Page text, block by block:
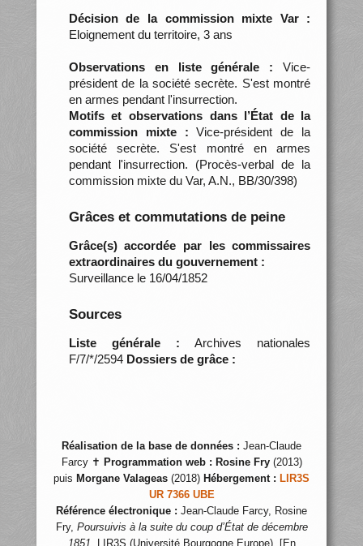
Décision de la commission mixte Var :
Eloignement du territoire, 3 ans
Observations en liste générale : Vice-
président de la société secrète. S'est montré
en armes pendant l'insurrection.
Motifs et observations dans l’État de la
commission mixte : Vice-président de la
société secrète. S'est montré en armes
pendant l'insurrection. (Procès-verbal de la
commission mixte du Var, A.N., BB/30/398)
Grâces et commutations de peine
Grâce(s) accordée par les commissaires
extraordinaires du gouvernement :
Surveillance le 16/04/1852
Sources
Liste générale : Archives nationales
F/7/*/2594 Dossiers de grâce :
Réalisation de la base de données : Jean-Claude
Farcy ✝ Programmation web : Rosine Fry(2013)
puis Morgane Valageas (2018) Hébergement : LIR3S
UR 7366 UBE
Référence électronique : Jean-Claude Farcy, Rosine
Fry, Poursuivis à la suite du coup d’État de décembre
1851 , LIR3S (Université Bourgogne Europe), [En